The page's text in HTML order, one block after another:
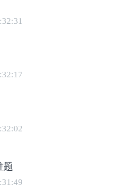
吴兴分局局长 何晔波：
来的一到两天缩短到两
效，信息上更加畅通。
题